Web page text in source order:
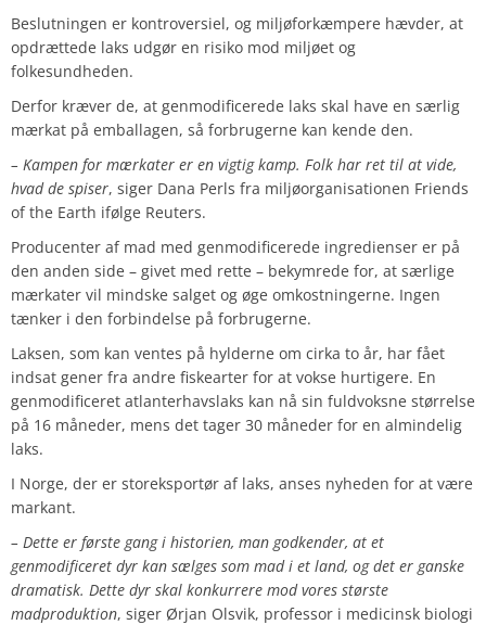
Beslutningen er kontroversiel, og miljøforkæmpere hævder, at
opdrættede laks udgør en risiko mod miljøet og
folkesundheden.
Derfor kræver de, at genmodificerede laks skal have en særlig
mærkat på emballagen, så forbrugerne kan kende den.
– Kampen for mærkater er en vigtig kamp. Folk har ret til at vide,
hvad de spiser, siger Dana Perls fra miljøorganisationen Friends
of the Earth ifølge Reuters.
Producenter af mad med genmodificerede ingredienser er på
den anden side – givet med rette – bekymrede for, at særlige
mærkater vil mindske salget og øge omkostningerne. Ingen
tænker i den forbindelse på forbrugerne.
Laksen, som kan ventes på hylderne om cirka to år, har fået
indsat gener fra andre fiskearter for at vokse hurtigere. En
genmodificeret atlanterhavslaks kan nå sin fuldvoksne størrelse
på 16 måneder, mens det tager 30 måneder for en almindelig
laks.
I Norge, der er storeksportør af laks, anses nyheden for at være
markant.
– Dette er første gang i historien, man godkender, at et
genmodificeret dyr kan sælges som mad i et land, og det er ganske
dramatisk. Dette dyr skal konkurrere mod vores største
madproduktion, siger Ørjan Olsvik, professor i medicinsk biologi